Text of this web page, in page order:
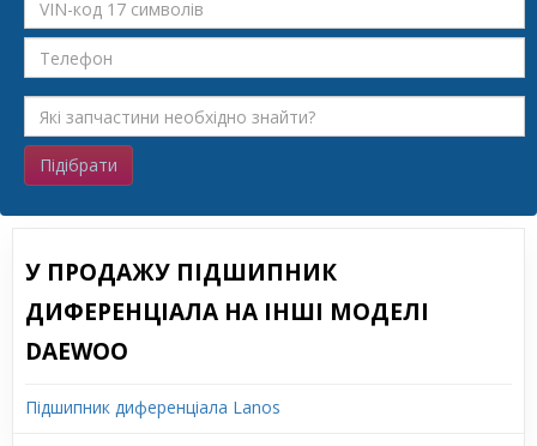
Підібрати
У ПРОДАЖУ ПІДШИПНИК
ДИФЕРЕНЦІАЛА НА ІНШІ МОДЕЛІ
DAEWOO
Підшипник диференціала Lanos